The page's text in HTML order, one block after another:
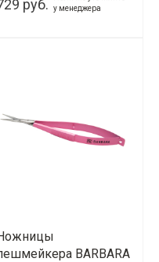
руб.
у менеджера
BARBARA